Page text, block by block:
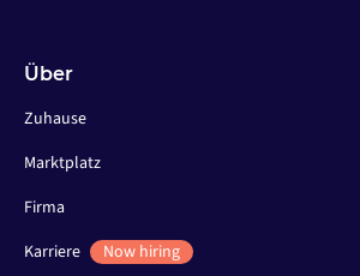
Über
Zuhause
Marktplatz
Firma
Karriere
Now hiring